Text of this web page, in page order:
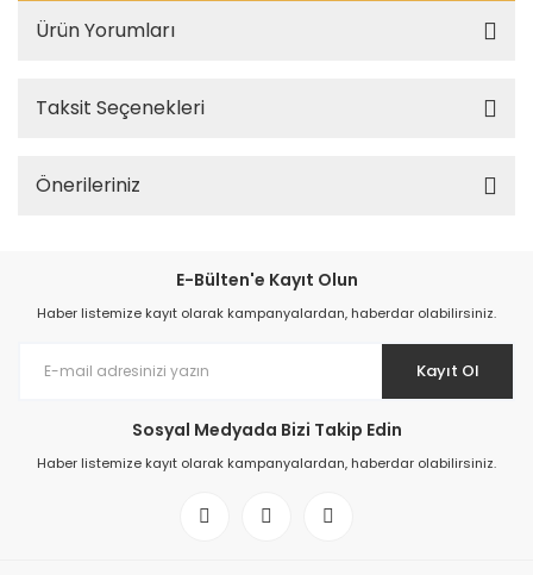
Ürün Yorumları
Taksit Seçenekleri
Önerileriniz
E-Bülten'e Kayıt Olun
Haber listemize kayıt olarak kampanyalardan, haberdar olabilirsiniz.
Kayıt Ol
Sosyal Medyada Bizi Takip Edin
Haber listemize kayıt olarak kampanyalardan, haberdar olabilirsiniz.